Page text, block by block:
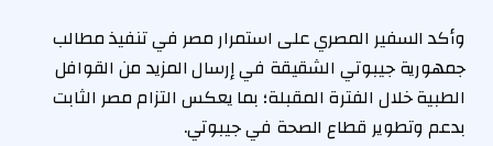
وأكد السفير المصري على استمرار مصر في تنفيذ مطالب
جمهورية جيبوتي الشقيقة في إرسال المزيد من القوافل
الطبية خلال الفترة المقبلة؛ بما يعكس التزام مصر الثابت
بدعم وتطوير قطاع الصحة في جيبوتي.